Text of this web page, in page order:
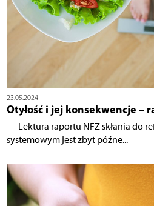
23.05.2024
Otyłość i jej konsekwencje –
— Lektura raportu NFZ skłania do
systemowym jest zbyt późne...